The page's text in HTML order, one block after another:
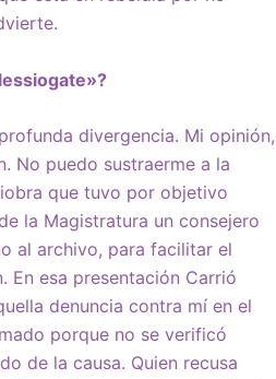
divergencia. Mi opinión,
No puedo sustraerme a la
que tuvo por objetivo
la Magistratura un consejero
al archivo, para facilitar el
En esa presentación Carrió
denuncia contra mí en el
porque no se verificó
de la causa. Quien recusa